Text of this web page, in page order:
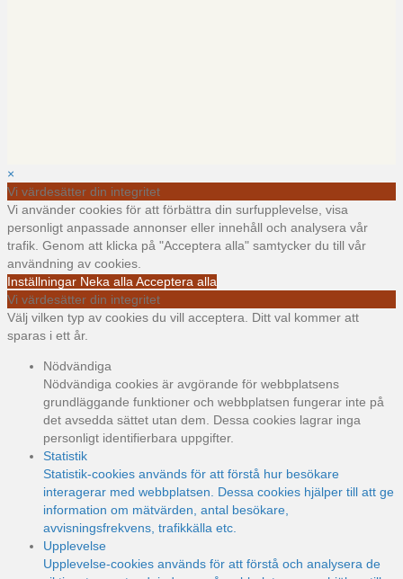
×
Vi värdesätter din integritet
Vi använder cookies för att förbättra din surfupplevelse, visa
personligt anpassade annonser eller innehåll och analysera vår
trafik. Genom att klicka på "Acceptera alla" samtycker du till vår
användning av cookies.
Inställningar Neka alla Acceptera alla
Vi värdesätter din integritet
Välj vilken typ av cookies du vill acceptera. Ditt val kommer att
sparas i ett år.
Nödvändiga
Nödvändiga cookies är avgörande för webbplatsens
grundläggande funktioner och webbplatsen fungerar inte på
det avsedda sättet utan dem. Dessa cookies lagrar inga
personligt identifierbara uppgifter.
Statistik
Statistik-cookies används för att förstå hur besökare
interagerar med webbplatsen. Dessa cookies hjälper till att ge
information om mätvärden, antal besökare,
avvisningsfrekvens, trafikkälla etc.
Upplevelse
Upplevelse-cookies används för att förstå och analysera de